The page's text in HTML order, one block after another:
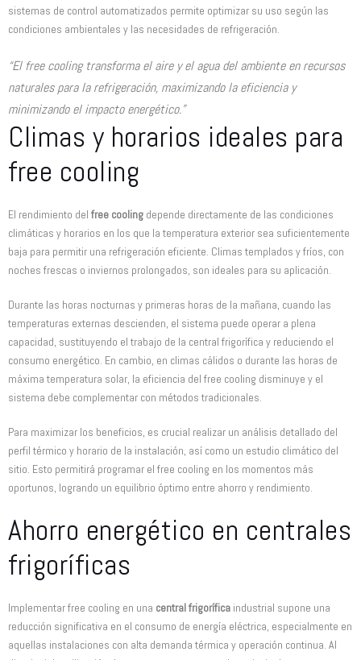
sistemas de control automatizados permite optimizar su uso según las
condiciones ambientales y las necesidades de refrigeración.
“El free cooling transforma el aire y el agua del ambiente en recursos
naturales para la refrigeración, maximizando la eficiencia y
minimizando el impacto energético.”
Climas y horarios ideales para
free cooling
El rendimiento del free cooling depende directamente de las condiciones
climáticas y horarios en los que la temperatura exterior sea suficientemente
baja para permitir una refrigeración eficiente. Climas templados y fríos, con
noches frescas o inviernos prolongados, son ideales para su aplicación.
Durante las horas nocturnas y primeras horas de la mañana, cuando las
temperaturas externas descienden, el sistema puede operar a plena
capacidad, sustituyendo el trabajo de la central frigorífica y reduciendo el
consumo energético. En cambio, en climas cálidos o durante las horas de
máxima temperatura solar, la eficiencia del free cooling disminuye y el
sistema debe complementar con métodos tradicionales.
Para maximizar los beneficios, es crucial realizar un análisis detallado del
perfil térmico y horario de la instalación, así como un estudio climático del
sitio. Esto permitirá programar el free cooling en los momentos más
oportunos, logrando un equilibrio óptimo entre ahorro y rendimiento.
Ahorro energético en centrales
frigoríficas
Implementar free cooling en una central frigorífica industrial supone una
reducción significativa en el consumo de energía eléctrica, especialmente en
aquellas instalaciones con alta demanda térmica y operación continua. Al